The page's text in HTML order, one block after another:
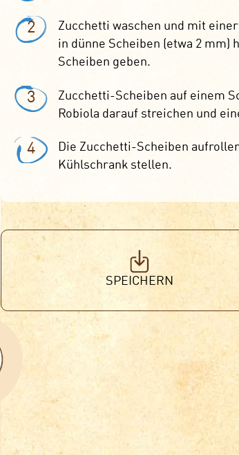
2
Zucchetti waschen und mit
in dünne Scheiben (etwa 2 mm)
Scheiben geben.
3
Zucchetti-Scheiben auf einem
Robiola darauf streichen und
4
Die Zucchetti-Scheiben
Kühlschrank stellen.
SPEICHERN